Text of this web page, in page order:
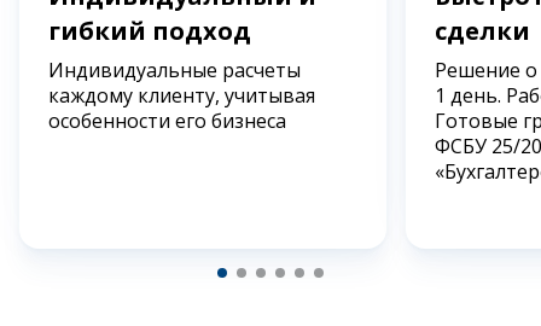
гибкий подход
Индивидуальные расчеты
каждому клиенту, учитывая
особенности его бизнеса
сделки
Решение
1 день.
Готовые
ФСБУ 25/